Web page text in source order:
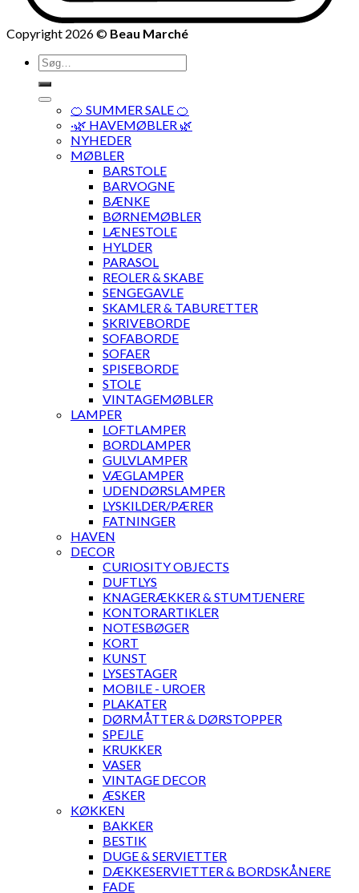
Copyright 2026 © Beau Marché
Søg
efter:
🍊 SUMMER SALE 🍊
·🌿 HAVEMØBLER 🌿
NYHEDER
MØBLER
BARSTOLE
BARVOGNE
BÆNKE
BØRNEMØBLER
LÆNESTOLE
HYLDER
PARASOL
REOLER & SKABE
SENGEGAVLE
SKAMLER & TABURETTER
SKRIVEBORDE
SOFABORDE
SOFAER
SPISEBORDE
STOLE
VINTAGEMØBLER
LAMPER
LOFTLAMPER
BORDLAMPER
GULVLAMPER
VÆGLAMPER
UDENDØRSLAMPER
LYSKILDER/PÆRER
FATNINGER
HAVEN
DECOR
CURIOSITY OBJECTS
DUFTLYS
KNAGERÆKKER & STUMTJENERE
KONTORARTIKLER
NOTESBØGER
KORT
KUNST
LYSESTAGER
MOBILE - UROER
PLAKATER
DØRMÅTTER & DØRSTOPPER
SPEJLE
KRUKKER
VASER
VINTAGE DECOR
ÆSKER
KØKKEN
BAKKER
BESTIK
DUGE & SERVIETTER
DÆKKESERVIETTER & BORDSKÅNERE
FADE